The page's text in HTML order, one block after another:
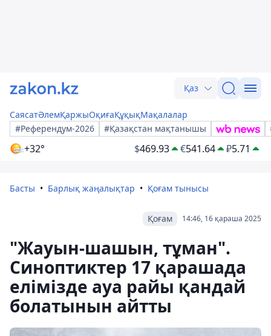
Қаз
СаясатӘлемҚаржыОқиғаҚұқықМақалалар
#Референдум-2026
#Қазақстан мақтанышы
+32° $469.93 €541.64 ₽5.71
Басты Барлық жаңалықтар Қоғам тынысы
14:46, 16 қараша 2025
Қоғам
"Жауын-шашын, тұман".
Синоптиктер 17 қарашада
елімізде ауа райы қандай
болатынын айтты